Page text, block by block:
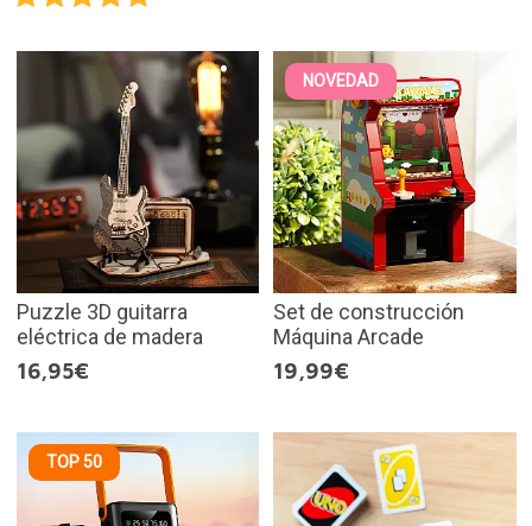
Puzzle 3D guitarra
eléctrica de madera
16,95€
NOVEDAD
Set de construcción
Máquina Arcade
19,99€
TOP 50